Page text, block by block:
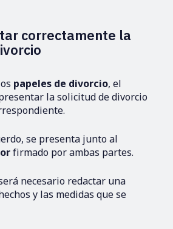
correctamente la
papeles de divorcio, el
la solicitud de divorcio
se presenta junto al
firmado por ambas partes.
necesario redactar una
y las medidas que se